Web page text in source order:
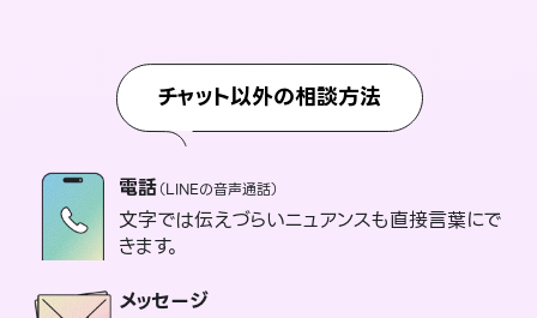
チャット以外の相談方法
電話（LINEの音声通話）
文字では伝えづらいニュアンスも直接言葉にで
きます。
メッセージ